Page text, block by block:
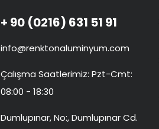
+ 90 (0216) 631 51 91
info@renktonaluminyum.com
Çalışma Saatlerimiz: Pzt-Cmt:
08:00 - 18:30
Dumlupınar, No:, Dumlupınar Cd.